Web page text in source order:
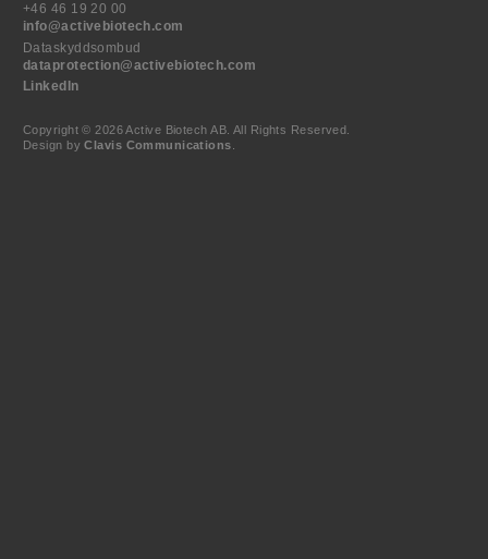
+46 46 19 20 00
info@activebiotech.com
Dataskyddsombud
dataprotection@activebiotech.com
LinkedIn
Copyright © 2026 Active Biotech AB. All Rights Reserved.
Design byClavis Communications